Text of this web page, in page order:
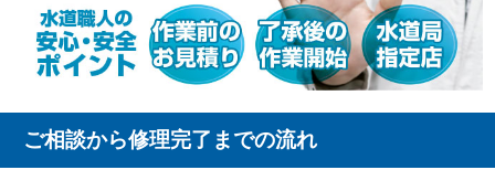
ご相談から修理完了までの流れ